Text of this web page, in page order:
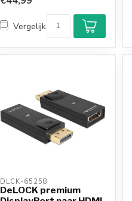
Vergelijk
DLCK-65258
DeLOCK premium